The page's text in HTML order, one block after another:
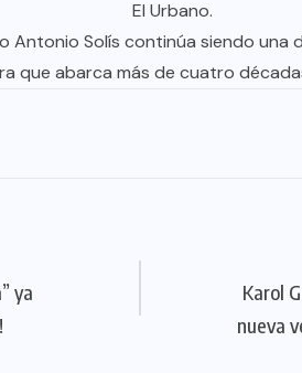
El Urbano.
Antonio Solís continúa siendo una
que abarca más de cuatro
ya
Karol
nueva